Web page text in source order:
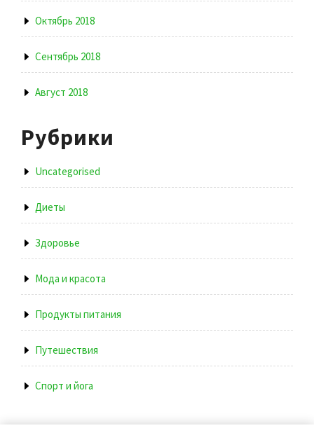
Октябрь 2018
Сентябрь 2018
Август 2018
Рубрики
Uncategorised
Диеты
Здоровье
Мода и красота
Продукты питания
Путешествия
Спорт и йога